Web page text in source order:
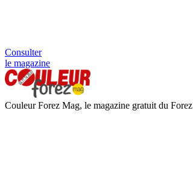
Consulter
le magazine
Couleur Forez Mag, le magazine gratuit du Forez